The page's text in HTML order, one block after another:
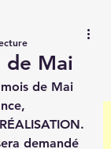
de Mai
mois de Mai
demandé